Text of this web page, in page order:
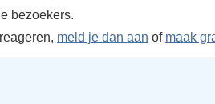
bezoekers.
meld je dan aan of maak